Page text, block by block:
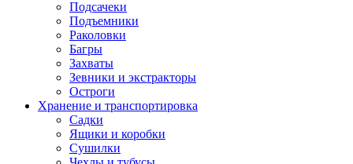
Подсачеки
Подъемники
Раколовки
Багры
Захваты
Зевники и экстракторы
Остроги
Хранение и транспортировка
Садки
Ящики и коробки
Сушилки